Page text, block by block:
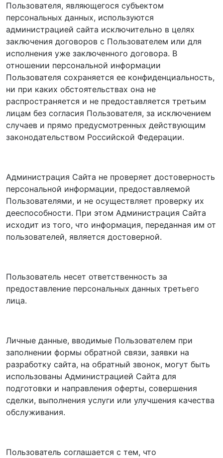
Пользователя, являющегося субъектом
персональных данных, используются
администрацией сайта исключительно в целях
заключения договоров с Пользователем или для
исполнения уже заключенного договора. В
отношении персональной информации
Пользователя сохраняется ее конфиденциальность,
ни при каких обстоятельствах она не
распространяется и не предоставляется третьим
лицам без согласия Пользователя, за исключением
случаев и прямо предусмотренных действующим
законодательством Российской Федерации.
Администрация Сайта не проверяет достоверность
персональной информации, предоставляемой
Пользователями, и не осуществляет проверку их
дееспособности. При этом Администрация Сайта
исходит из того, что информация, переданная им от
пользователей, является достоверной.
Пользователь несет ответственность за
предоставление персональных данных третьего
лица.
Личные данные, вводимые Пользователем при
заполнении формы обратной связи, заявки на
разработку сайта, на обратный звонок, могут быть
использованы Администрацией Сайта для
подготовки и направления оферты, совершения
сделки, выполнения услуги или улучшения качества
обслуживания.
Пользователь соглашается с тем, что